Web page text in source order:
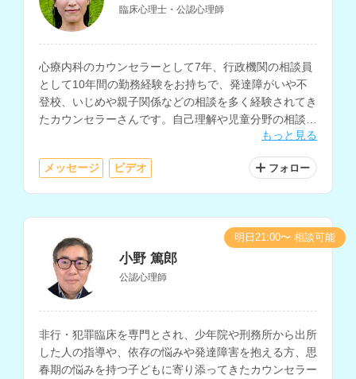
臨床心理士・公認心理師
心療内科のカウンセラーとして7年、行政機関の相談員
として10年間の勤務経験をお持ちで、発達障がいや不
登校、いじめや親子関係などの相談を多く経験されてき
たカウンセラーさんです。自己理解や児童分野の相談も
もっと見る
メッセージ ビデオ フォロー
小野 篤郎
公認心理師
非行・犯罪臨床を専門とされ、少年院や刑務所から出所
した人の指導や、依存の悩みや発達障害を抱える方、思
春期の悩みを持つ子どもに寄り添ってきたカウンセラー
明日21:00〜 相談可能